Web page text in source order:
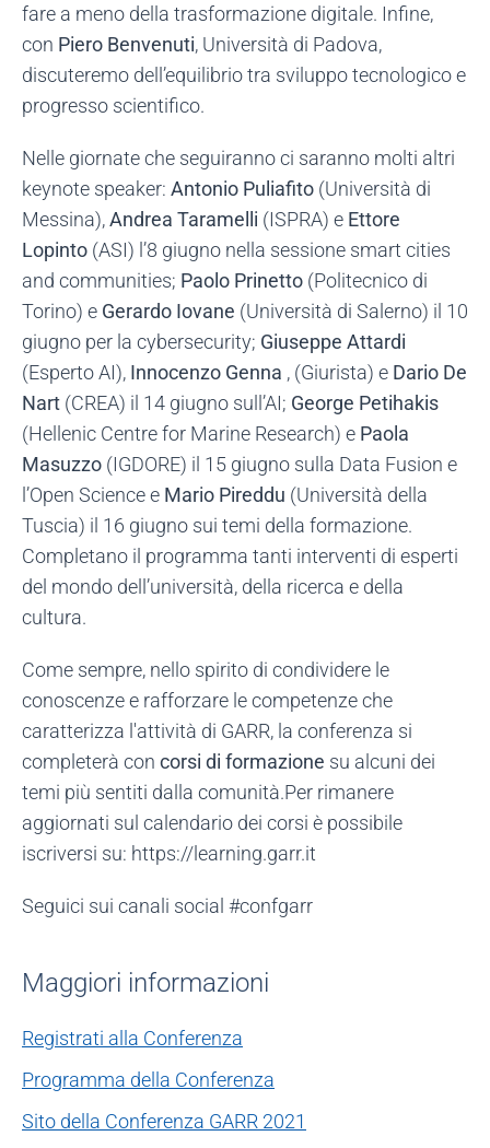
fare a meno della trasformazione digitale. Infine,
con Piero Benvenuti, Università di Padova,
discuteremo dell’equilibrio tra sviluppo tecnologico e
progresso scientifico.
Nelle giornate che seguiranno ci saranno molti altri
keynote speaker: Antonio Puliafito (Università di
Messina),Andrea Taramelli (ISPRA) e Ettore
Lopinto (ASI) l’8 giugno nella sessione smart cities
and communities; Paolo Prinetto (Politecnico di
Torino) e Gerardo Iovane (Università di Salerno) il 10
giugno per la cybersecurity; Giuseppe Attardi
(Esperto AI), Innocenzo Genna , (Giurista) e Dario De
Nart (CREA) il 14 giugno sull’AI; George Petihakis
(Hellenic Centre for Marine Research) e Paola
Masuzzo (IGDORE) il 15 giugno sulla Data Fusion e
l’Open Science e Mario Pireddu (Università della
Tuscia) il 16 giugno sui temi della formazione.
Completano il programma tanti interventi di esperti
del mondo dell’università, della ricerca e della
cultura.
Come sempre, nello spirito di condividere le
conoscenze e rafforzare le competenze che
caratterizza l'attività di GARR, la conferenza si
completerà con corsi di formazione su alcuni dei
temi più sentiti dalla comunità.Per rimanere
aggiornati sul calendario dei corsi è possibile
iscriversi su: https://learning.garr.it
Seguici sui canali social #confgarr
Maggiori informazioni
Registrati alla Conferenza
Programma della Conferenza
Sito della Conferenza GARR 2021